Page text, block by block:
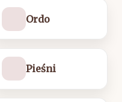
Ordo
Pieśni